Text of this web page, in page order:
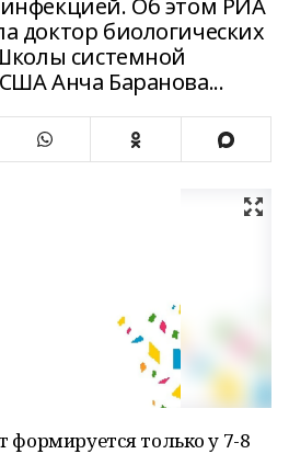
Об этом РИА
доктор биологических
системной
Анча Баранова...
только у 7-8